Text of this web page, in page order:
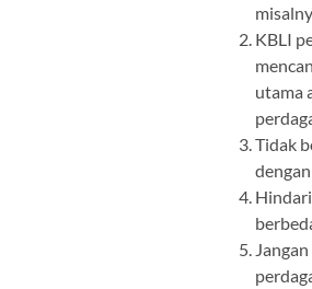
KBLI
utama
Tidak